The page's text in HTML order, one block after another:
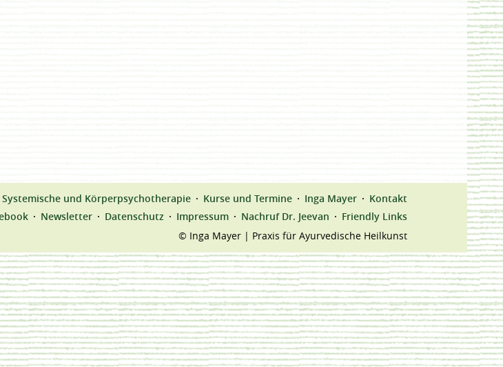
Systemische und Körperpsychotherapie Kurse und Termine Inga Mayer
Kontakt
Newsletter Datenschutz Impressum Nachruf Dr. Jeevan
Friendly Links
© Inga Mayer | Praxis für Ayurvedische Heilkunst